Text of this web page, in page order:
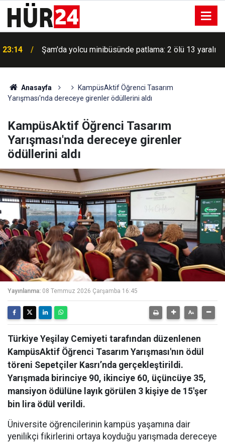
23:14 Şam'da yolcu minibüsünde patlama: 2 ölü 13 yaralı
Anasayfa
KampüsAktif Öğrenci Tasarım
Yarışması'nda dereceye girenler ödüllerini aldı
KampüsAktif Öğrenci Tasarım
Yarışması'nda dereceye girenler
ödüllerini aldı
Yayınlanma: 08 Temmuz 2026 Çarşamba 16:45
Türkiye Yeşilay Cemiyeti tarafından düzenlenen
KampüsAktif Öğrenci Tasarım Yarışması'nın ödül
töreni Sepetçiler Kasrı’nda gerçekleştirildi.
Yarışmada birinciye 90, ikinciye 60, üçüncüye 35,
mansiyon ödülüne layık görülen 3 kişiye de 15'şer
bin lira ödül verildi.
Üniversite öğrencilerinin kampüs yaşamına dair
yenilikçi fikirlerini ortaya koyduğu yarışmada dereceye